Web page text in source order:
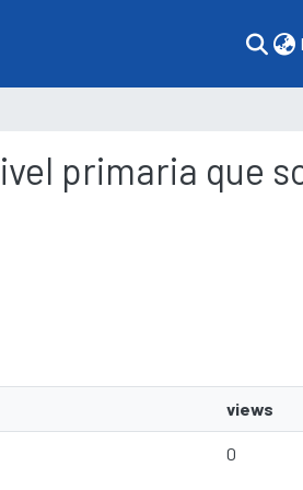
primaria que
views
0